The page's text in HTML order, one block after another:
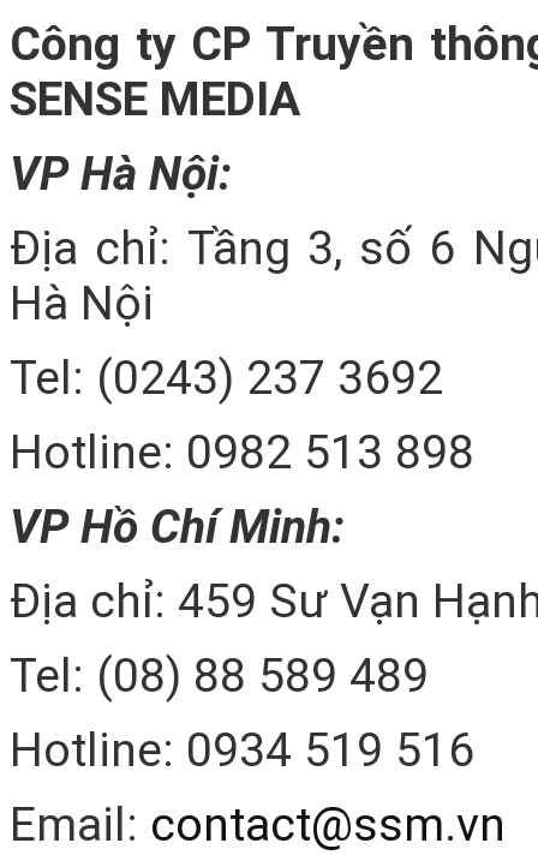
Công ty CP Truyền
SENSE MEDIA
VP Hà Nội:
Địa chỉ: Tầng 3, số 6
Hà Nội
Tel: (0243) 237 3692
Hotline: 0982 513 898
VP Hồ Chí Minh:
Địa chỉ: 459 Sư Vạn
Tel: (08) 88 589 489
Hotline: 0934 519 516
Email: contact@ssm.vn